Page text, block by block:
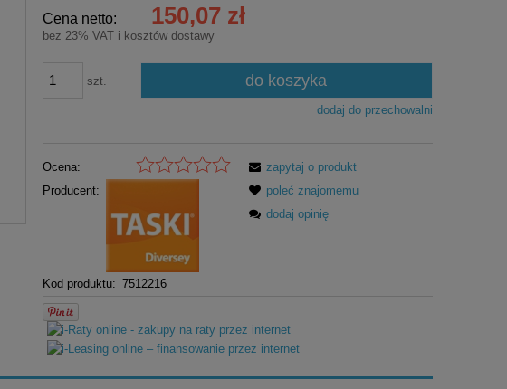
Cena netto: 150,07 zł
bez 23% VAT i kosztów dostawy
szt. do koszyka
dodaj do przechowalni
Ocena:
Producent:
Kod produktu: 7512216
zapytaj o produkt
poleć znajomemu
dodaj opinię